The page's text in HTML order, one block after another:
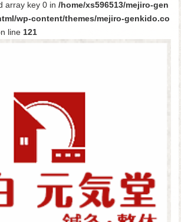
array key 0 in /home/xs596513/mejiro-gen
wp-content/themes/mejiro-genkido.co
line 121